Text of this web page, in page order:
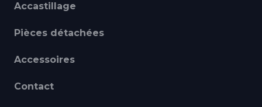
Accastillage
Pièces détachées
Accessoires
Contact